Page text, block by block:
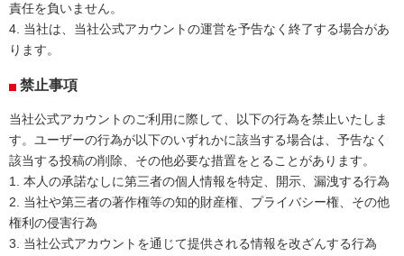
責任を負いません。
4. 当社は、当社公式アカウントの運営を予告なく終了する場合があ
ります。
禁止事項
当社公式アカウントのご利用に際して、以下の行為を禁止いたしま
す。ユーザーの行為が以下のいずれかに該当する場合は、予告なく
該当する投稿の削除、その他必要な措置をとることがあります。
1.
本人の承諾なしに第三者の個人情報を特定、開示、漏洩する行為
2.
当社や第三者の著作権等の知的財産権、プライバシー権、その他
権利の侵害行為
3.
当社公式アカウントを通じて提供される情報を改ざんする行為